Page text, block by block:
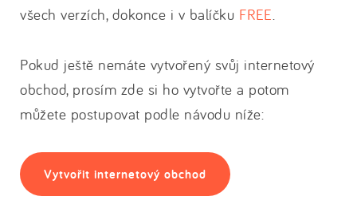
všech verzích, dokonce i v balíčku FREE.
Pokud ještě nemáte vytvořený svůj internetový
obchod, prosím zde si ho vytvořte a potom
můžete postupovat podle návodu níže:
Vytvořit internetový obchod